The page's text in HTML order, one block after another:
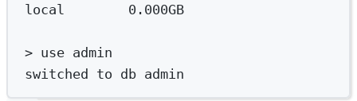
local
        0.000GB
> use admin
switched to db admin